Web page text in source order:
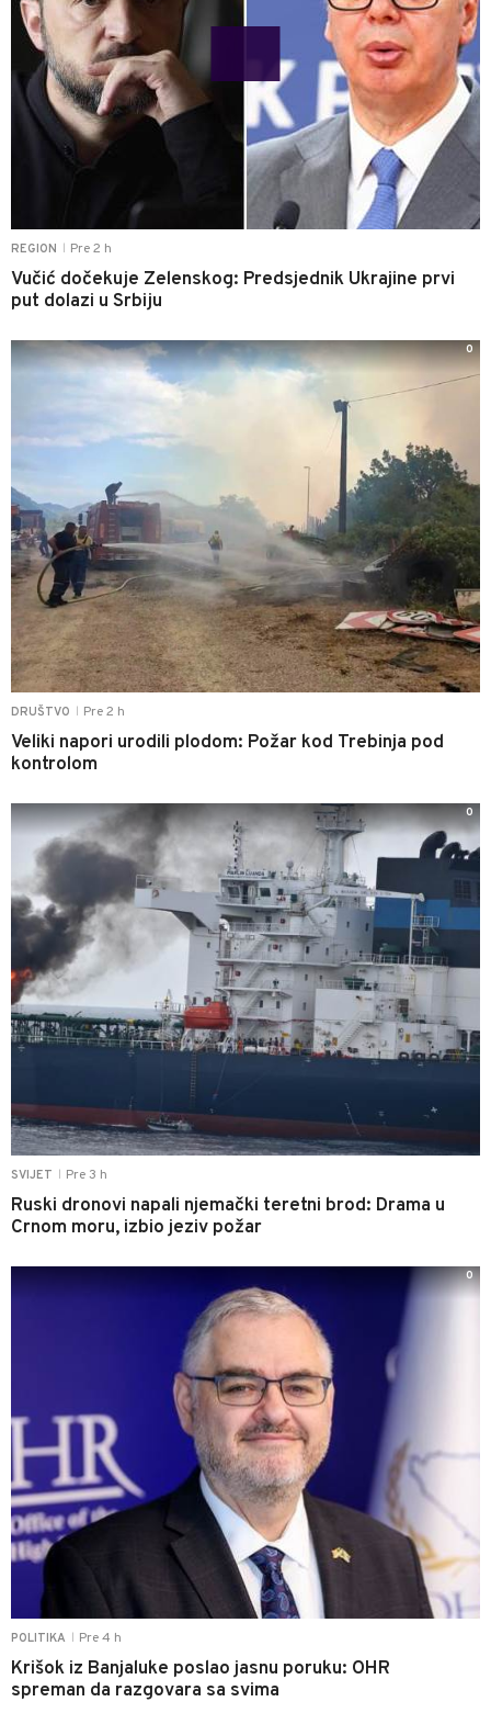
REGION Pre 2 h
Vučić dočekuje Zelenskog: Predsjednik Ukrajine prvi
put dolazi u Srbiju
DRUŠTVO Pre 2 h
Veliki napori urodili plodom: Požar kod Trebinja pod
kontrolom
0
SVIJET Pre 3 h
Ruski dronovi napali njemački teretni brod: Drama u
Crnom moru, izbio jeziv požar
0
POLITIKA Pre 4 h
Krišok iz Banjaluke poslao jasnu poruku: OHR
spreman da razgovara sa svima
0